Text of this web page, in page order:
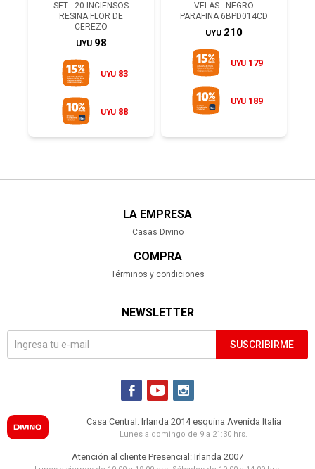
SET - 20 INCIENSOS
RESINA FLOR DE
CEREZO
UYU 98
UYU 83
UYU 88
VELAS - NEGRO
PARAFINA 6BPD014CD
UYU 210
UYU 179
UYU 189
LA EMPRESA
Casas Divino
COMPRA
Términos y condiciones
NEWSLETTER
SUSCRIBIRME
  
Casa Central: Irlanda 2014 esquina Avenida Italia
Lunes a domingo de 9 a 21:30 hrs.
Atención al cliente Presencial: Irlanda 2007